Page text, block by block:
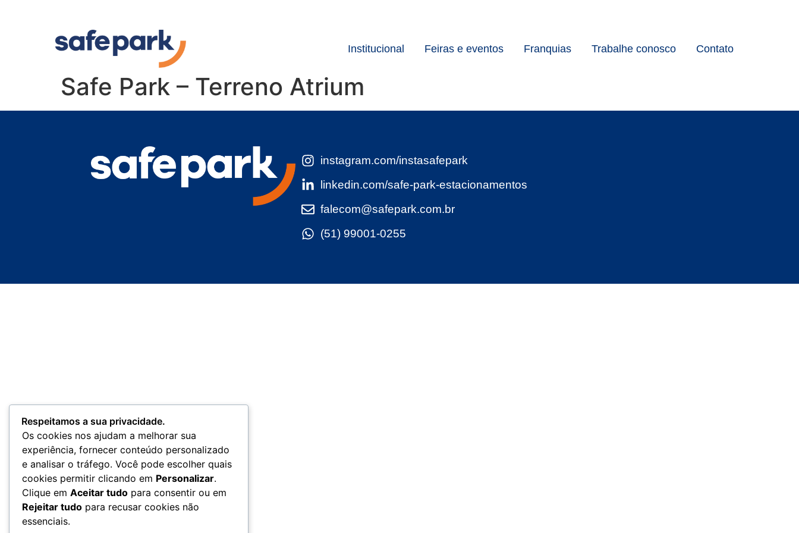
Institucional Feiras e eventos Franquias Trabalhe conosco Contato
Safe Park – Terreno Atrium
instagram.com/instasafepark
linkedin.com/safe-park-estacionamentos
falecom@safepark.com.br
(51) 99001-0255
Respeitamos a sua privacidade.
Os cookies nos ajudam a melhorar sua
experiência, fornecer conteúdo personalizado
e analisar o tráfego. Você pode escolher quais
cookies permitir clicando em Personalizar.
Clique em Aceitar tudo para consentir ou em
Rejeitar tudo para recusar cookies não
essenciais.